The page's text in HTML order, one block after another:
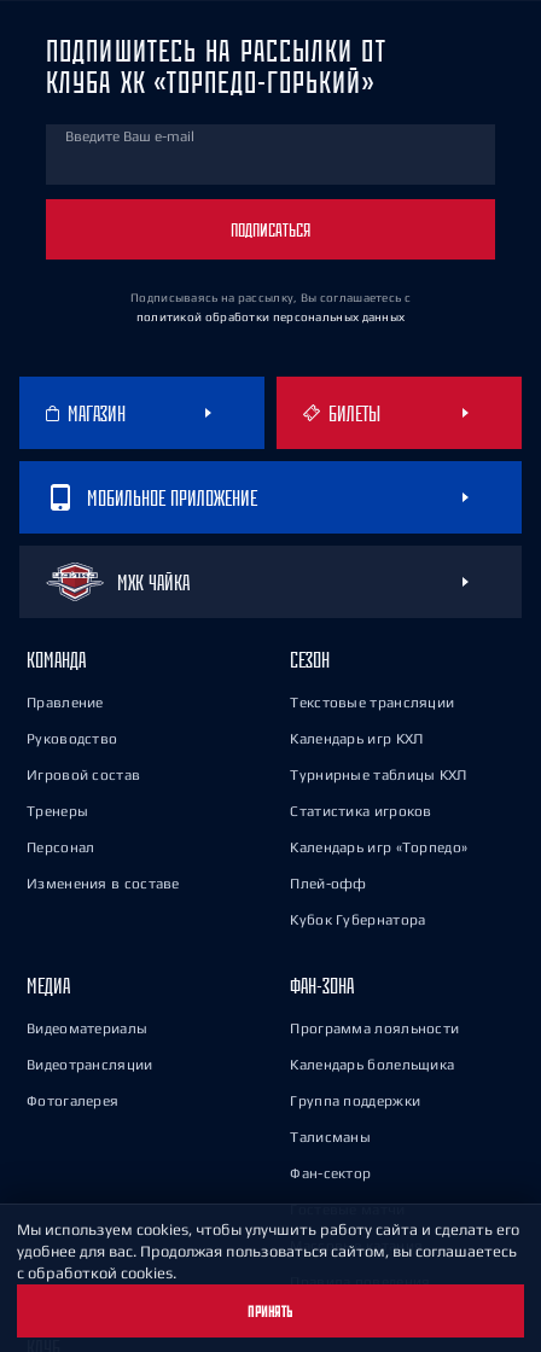
ПОДПИШИТЕСЬ НА РАССЫЛКИ ОТ
КЛУБА ХК «ТОРПЕДО-ГОРЬКИЙ»
Введите Ваш e-mail
ПОДПИСАТЬСЯ
Подписываясь на рассылку, Вы соглашаетесь с
политикой обработки персональных данных
МАГАЗИН БИЛЕТЫ
МОБИЛЬНОЕ ПРИЛОЖЕНИЕ
МХК ЧАЙКА
КОМАНДА
Правление
Руководство
Игровой состав
Тренеры
Персонал
Изменения в составе
СЕЗОН
Текстовые трансляции
Календарь игр КХЛ
Турнирные таблицы КХЛ
Статистика игроков
Календарь игр «Торпедо»
Плей-офф
Кубок Губернатора
МЕДИА
Видеоматериалы
Видеотрансляции
Фотогалерея
ФАН-ЗОНА
Программа лояльности
Календарь болельщика
Группа поддержки
Талисманы
Фан-сектор
Массовые катания
Правила поведения
Мы используем cookies, чтобы улучшить работу сайта и сделать его
удобнее для вас. Продолжая пользоваться сайтом, вы соглашаетесь
с обработкой cookies.
ПРИНЯТЬ